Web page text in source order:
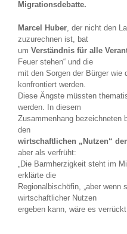
Migrationsdebatte.
Marcel Huber, der nicht den
zuzurechnen ist, bat
um Verständnis für alle
Feuer stehen“ und die
mit den Sorgen der Bürger wie
konfrontiert werden.
Diese Ängste müssten
werden. In diesem
Zusammenhang bezeichneten
den
wirtschaftlichen „Nutzen“
aber als verfrüht:
„Die Barmherzigkeit steht im
erklärte die
Regionalbischöfin, „aber wenn
wirtschaftlicher Nutzen
ergeben kann, wäre es